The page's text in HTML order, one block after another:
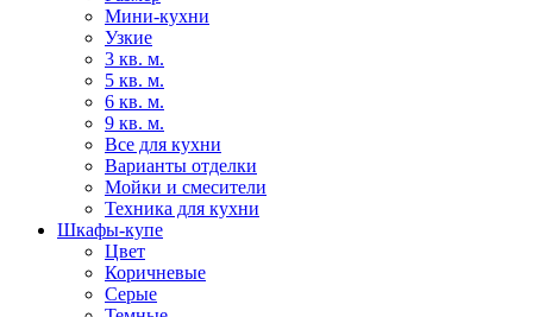
Мини-кухни
Узкие
3 кв. м.
5 кв. м.
6 кв. м.
9 кв. м.
Все для кухни
Варианты отделки
Мойки и смесители
Техника для кухни
Шкафы-купе
Цвет
Коричневые
Серые